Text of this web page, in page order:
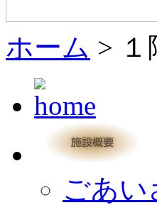
ホーム > １
ごあい